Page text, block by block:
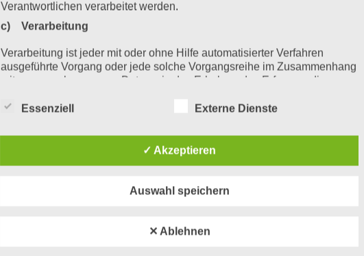
Verantwortlichen verarbeitet werden.
c) Verarbeitung
Verarbeitung ist jeder mit oder ohne Hilfe automatisierter Verfahren
ausgeführte Vorgang oder jede solche Vorgangsreihe im Zusammenhang
mit personenbezogenen Daten wie das Erheben, das Erfassen, die
Veränderung, das Auslesen, das Abfragen, die Verwendung, die
Bereitstellung, den Abgleich oder die Verknüpfung, die Einschränkung, das
Löschen oder die Vernichtung.
d) Einschränkung der Verarbeitung
Einschränkung der Verarbeitung ist die Markierung gespeicherter
Essenziell Externe Dienste
✓ Akzeptieren
Auswahl speichern
✕ Ablehnen